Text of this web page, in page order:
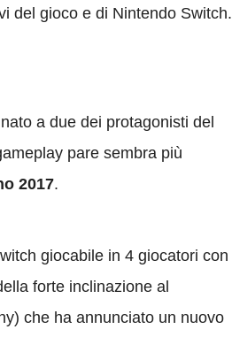
del gioco e di Nintendo Switch.
a due dei protagonisti del
pare sembra più
2017.
giocabile in 4 giocatori con
forte inclinazione al
che ha annunciato un nuovo